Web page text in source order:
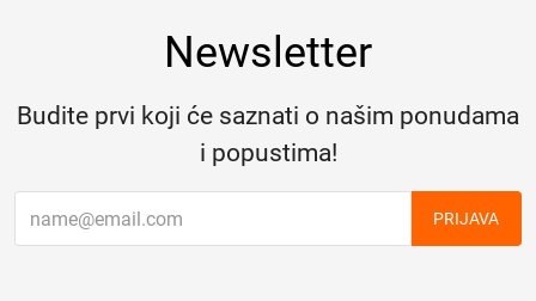
Newsletter
Budite prvi koji će saznati o našim ponudama
i popustima!
PRIJAVA